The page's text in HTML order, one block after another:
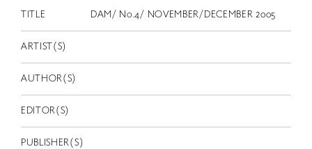
EN
TITLE DAM/ No.4/ NOVEMBER/DECEMBER 2005
ARTIST(S)
AUTHOR(S)
EDITOR(S)
PUBLISHER(S)